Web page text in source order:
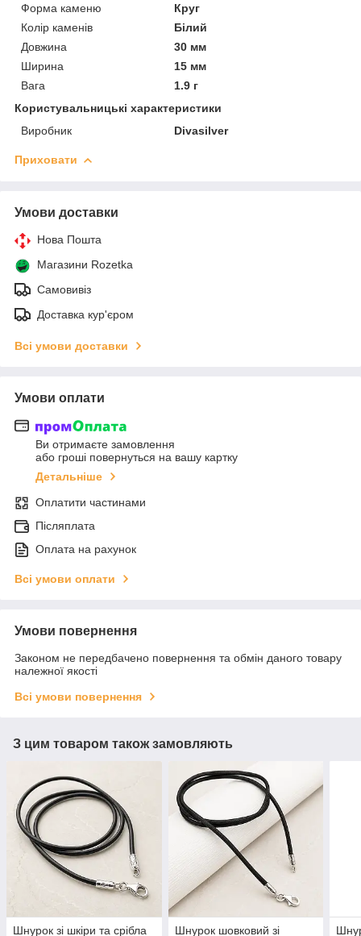
Форма каменю
Круг
Колір каменів
Білий
Довжина
30 мм
Ширина
15 мм
Вага
1.9 г
Користувальницькі характеристики
Виробник
Divasilver
Приховати
Умови доставки
Нова Пошта
Магазини Rozetka
Самовивіз
Доставка кур'єром
Всі умови доставки
Умови оплати
Ви отримаєте замовлення
або гроші повернуться на вашу картку
Детальніше
Оплатити частинами
Післяплата
Оплата на рахунок
Всі умови оплати
Умови повернення
Законом не передбачено повернення та обмін даного товару
належної якості
Всі умови повернення
З цим товаром також замовляють
Шнурок зі шкіри та срібла Шнурок шовковий зі